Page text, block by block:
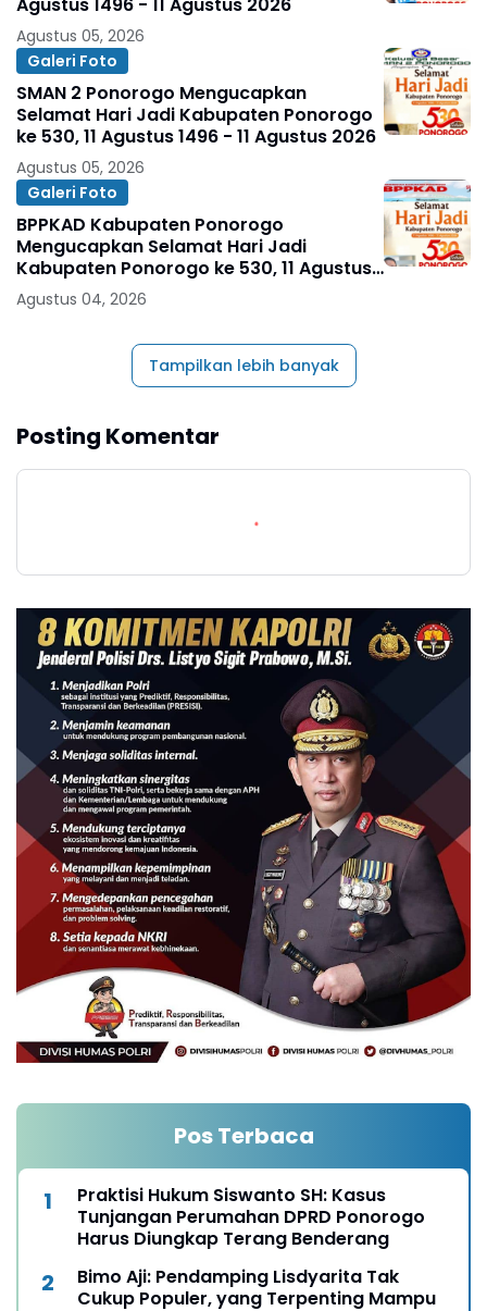
Agustus 1496 - 11 Agustus 2026
Agustus 05, 2026
Galeri Foto
SMAN 2 Ponorogo Mengucapkan
Selamat Hari Jadi Kabupaten Ponorogo
ke 530, 11 Agustus 1496 - 11 Agustus 2026
Agustus 05, 2026
Galeri Foto
BPPKAD Kabupaten Ponorogo
Mengucapkan Selamat Hari Jadi
Kabupaten Ponorogo ke 530, 11 Agustus
1496 - 11 Agustus 2026
Agustus 04, 2026
Tampilkan lebih banyak
Posting Komentar
Pos Terbaca
Praktisi Hukum Siswanto SH: Kasus
Tunjangan Perumahan DPRD Ponorogo
Harus Diungkap Terang Benderang
Bimo Aji: Pendamping Lisdyarita Tak
Cukup Populer, yang Terpenting Mampu